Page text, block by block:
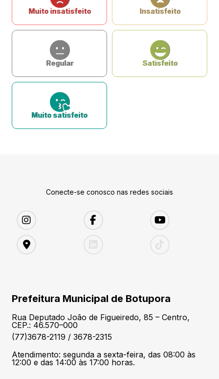
Muito insatisfeito Insatisfeito
Regular Satisfeito
Muito satisfeito
Conecte-se conosco nas redes sociais
Prefeitura Municipal de Botupora
Rua Deputado João de Figueiredo, 85 – Centro,
CEP.: 46.570–000
(77)3678-2119 / 3678-2315
Atendimento: segunda a sexta-feira, das 08:00 às
12:00 e das 14:00 às 17:00 horas.